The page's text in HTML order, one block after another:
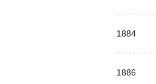
1884
1886